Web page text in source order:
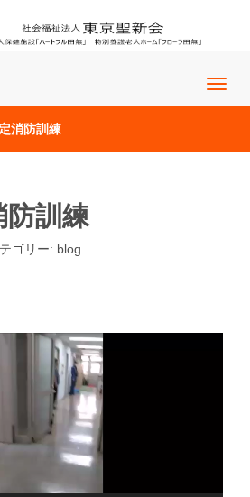
消防訓練
防訓練
ゴリー: blog